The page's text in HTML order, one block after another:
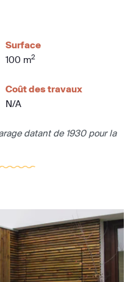
Surface
100 m2
Coût des travaux
N/A
datant de 1930 pour la